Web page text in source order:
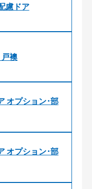
慮ドア
襖
オプション･部
オプション･部